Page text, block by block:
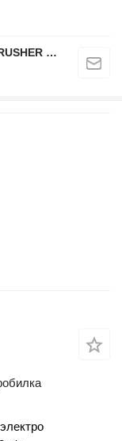
POLYGONMACH ASPHALT CONCRETE CRUSHER SYSTEMS
электро